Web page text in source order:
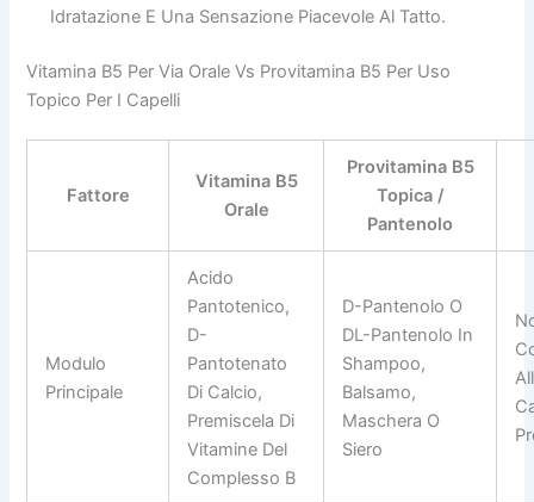
Idratazione E Una Sensazione Piacevole Al Tatto.
Vitamina B5 Per Via Orale Vs Provitamina B5 Per Uso
Topico Per I Capelli
Fattore
Vitamina B5
Orale
Provitamina B5
Topica /
Pantenolo
Modulo
Principale
Acido
Pantotenico,
D-
Pantotenato
Di Calcio,
Premiscela Di
Vitamine Del
Complesso B
D-Pantenolo O
DL-Pantenolo In
Shampoo,
Balsamo,
Maschera O
Siero